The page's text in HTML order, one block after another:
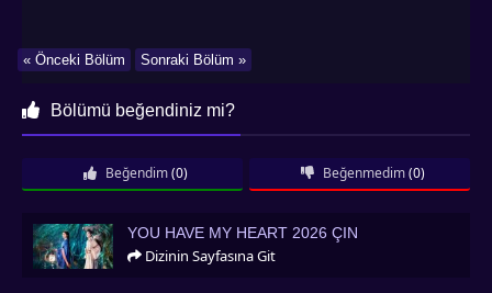
Sonraki Bölüm »
« Önceki Bölüm
Bölümü beğendiniz mi?
Beğendim (0) Beğenmedim (0)
You Have My Heart 2026 Çin
YOU HAVE MY HEART 2026 ÇIN
Dizinin Sayfasına Git